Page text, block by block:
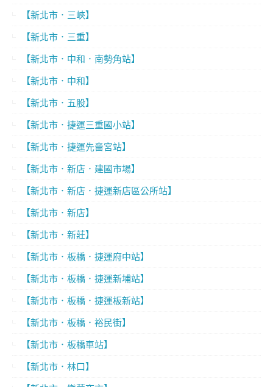
【新北市．三峽】
【新北市．三重】
【新北市．中和．南勢角站】
【新北市．中和】
【新北市．五股】
【新北市．捷運三重國小站】
【新北市．捷運先嗇宮站】
【新北市．新店．建國市場】
【新北市．新店．捷運新店區公所站】
【新北市．新店】
【新北市．新莊】
【新北市．板橋．捷運府中站】
【新北市．板橋．捷運新埔站】
【新北市．板橋．捷運板新站】
【新北市．板橋．裕民街】
【新北市．板橋車站】
【新北市．林口】